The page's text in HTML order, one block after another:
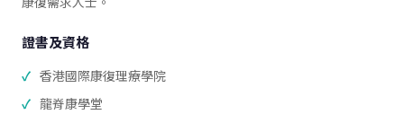
證書及資格
香港國際康復理療學院
龍脊康學堂